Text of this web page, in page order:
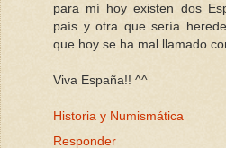
para mí hoy existen dos
país y otra que sería
que hoy se ha mal llamado
Viva España!! ^^
Historia y Numismática
Responder